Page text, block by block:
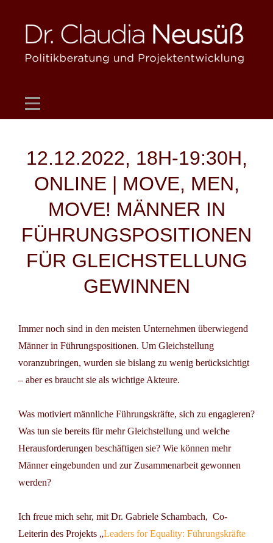
content
12.12.2022, 18H-19:30H,
ONLINE | MOVE, MEN,
MOVE! MÄNNER IN
FÜHRUNGSPOSITIONEN
FÜR GLEICHSTELLUNG
GEWINNEN
Immer noch sind in den meisten Unternehmen überwiegend
Männer in Führungspositionen. Um Gleichstellung
voranzubringen, wurden sie bislang zu wenig berücksichtigt
– aber es braucht sie als wichtige Akteure.
Was motiviert männliche Führungskräfte, sich zu engagieren?
Was tun sie bereits für mehr Gleichstellung und welche
Herausforderungen beschäftigen sie? Wie können mehr
Männer eingebunden und zur Zusammenarbeit gewonnen
werden?
Ich freue mich sehr, mit Dr. Gabriele Schambach, Co-
Leiterin des Projekts „Leaders for Equality: Führungskräfte
Beitragsnavigation